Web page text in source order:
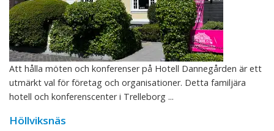
Att hålla möten och konferenser på Hotell Dannegården är ett
utmärkt val för företag och organisationer. Detta familjära
hotell och konferenscenter i Trelleborg ...
Höllviksnäs